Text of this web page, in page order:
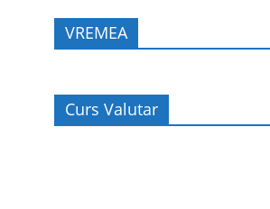
VREMEA
Curs Valutar